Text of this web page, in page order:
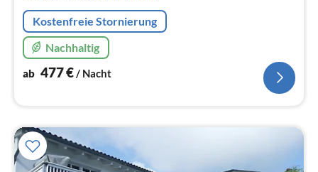
Kostenfreie Stornierung
Nachhaltig
ab 477€ / Nacht